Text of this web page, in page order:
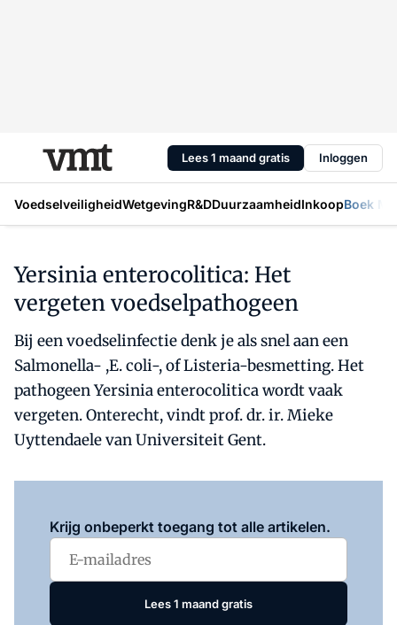
Lees 1 maand gratis Inloggen
VoedselveiligheidWetgevingR&DDuurzaamheidInkoopBoek
Yersinia enterocolitica: Het
vergeten voedselpathogeen
Bij een voedselinfectie denk je als snel aan een
Salmonella- ,E. coli-, of Listeria-besmetting. Het
pathogeen Yersinia enterocolitica wordt vaak
vergeten. Onterecht, vindt prof. dr. ir. Mieke
Uyttendaele van Universiteit Gent.
Krijg onbeperkt toegang tot alle artikelen.
Lees 1 maand gratis